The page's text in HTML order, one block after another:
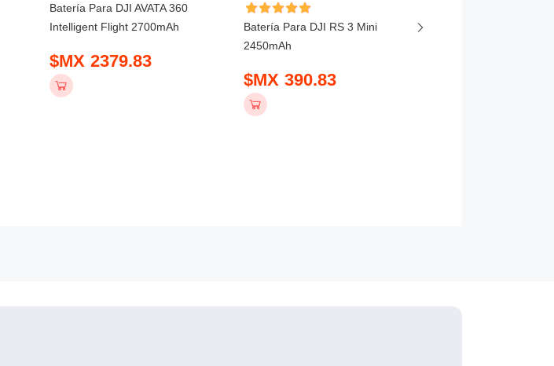
Batería Para DJI AVATA 360
Intelligent Flight 2700mAh
$MX 2379.83
Batería Para DJI RS 3 Mini
2450mAh
$MX 390.83